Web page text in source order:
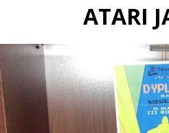
ATARI